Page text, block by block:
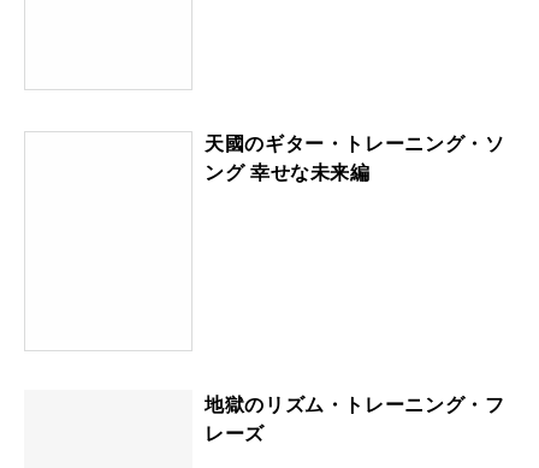
天國のギター・トレーニング・ソ
ング 幸せな未来編
地獄のリズム・トレーニング・フ
レーズ